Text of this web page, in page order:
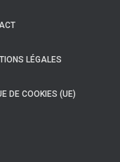
LÉGALES
DE COOKIES (UE)